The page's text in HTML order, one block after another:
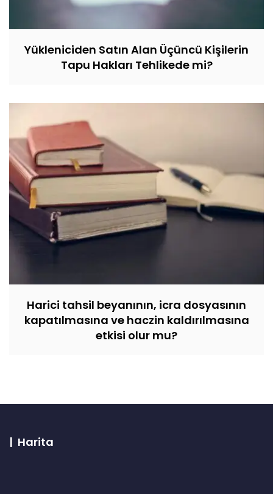
Yükleniciden Satın Alan Üçüncü Kişilerin
Tapu Hakları Tehlikede mi?
Harici tahsil beyanının, icra dosyasının
kapatılmasına ve haczin kaldırılmasına
etkisi olur mu?
| Harita